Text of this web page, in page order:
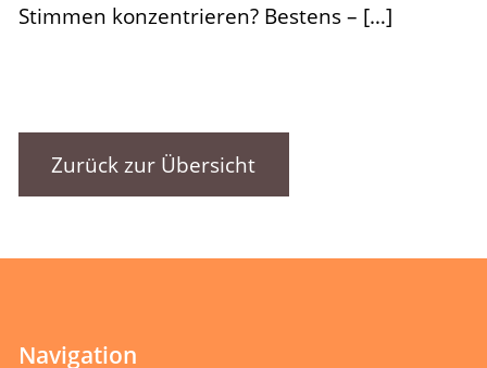
Stimmen konzentrieren? Bestens – […]
Zurück zur Übersicht
Navigation